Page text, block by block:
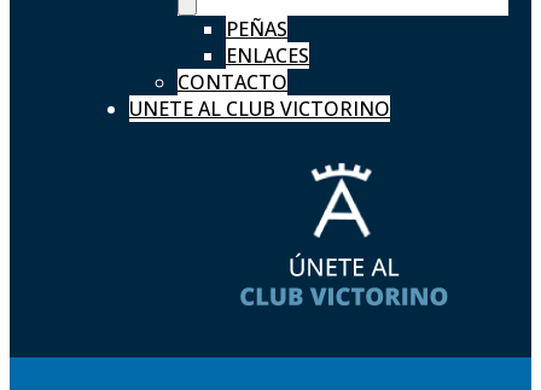
PEÑAS
ENLACES
CONTACTO
UNETE AL CLUB VICTORINO